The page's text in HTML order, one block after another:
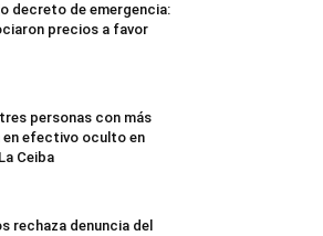
decreto de emergencia:
precios a favor
personas con más
en efectivo oculto en
Ceiba
rechaza denuncia del